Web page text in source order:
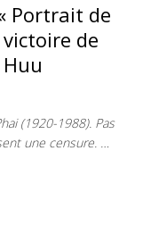
Portrait de
de
(1920-1988). Pas
une censure. …